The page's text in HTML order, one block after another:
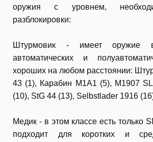
оружия с уровнем,
разблокировки:
Штурмовик - имеет оружие
автоматических и
хороших на любом расстоянии:
43 (1), Карабин M1A1 (5), M1907
(10), StG 44 (13), Selbstlader 1916
Медик - в этом классе есть только
подходит для коротких и